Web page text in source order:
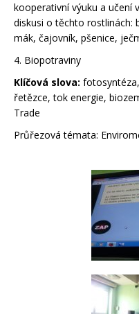
kooperativní výuku a učení
diskusi o těchto rostlinách:
mák, čajovník, pšenice,
4. Biopotraviny
Klíčová slova:
řetězce, tok energie,
Trade
Průřezová témata: